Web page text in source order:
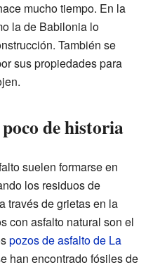
mucho tiempo. En la
la de Babilonia lo
También se
sus propiedades para
de historia
suelen formarse en
los residuos de
través de grietas en la
con asfalto natural son el
pozos de asfalto de La
han encontrado fósiles de